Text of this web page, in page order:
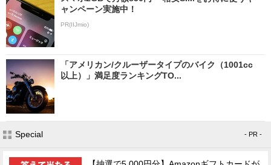
ャンペーン実施中！
PR(IIJmio)
「アメリカン/クルーザータイプのバイク（1001cc
以上）」満足度ランキングTO...
Special - PR -